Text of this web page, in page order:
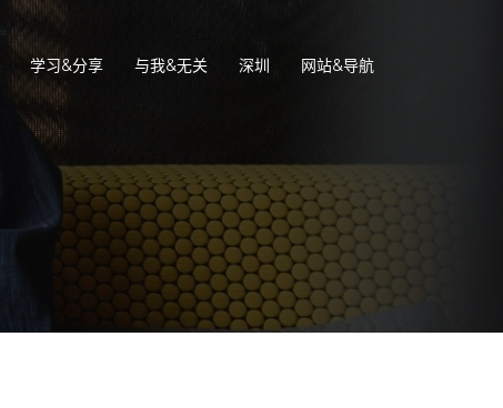
学习&分享 与我&无关 深圳 网站&导航